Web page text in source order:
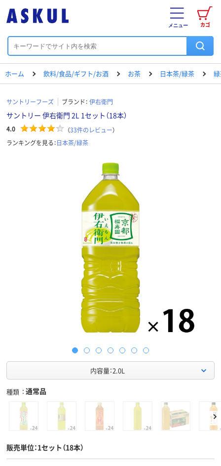
カゴ
メニュー
ホーム 飲料/食品/ギフト/お酒 お茶 日本茶/緑茶
サントリーフーズ ブランド： 伊右衛門
サントリー 伊右衛門 2L 1セット（18本）
4.0 （33件のレビュー）
ランキングを見る：日本茶/緑茶
内容量：2.0L
種類 通常品
販売単位：1セット（18本）